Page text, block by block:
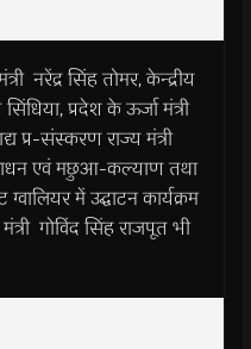
नरेंद्र सिंह तोमर, केन्द्रीय
प्रदेश के ऊर्जा मंत्री
प्र-संस्करण राज्य मंत्री
एवं मछुआ-कल्याण तथा
में उद्घाटन कार्यक्रम
गोविंद सिंह राजपूत भी